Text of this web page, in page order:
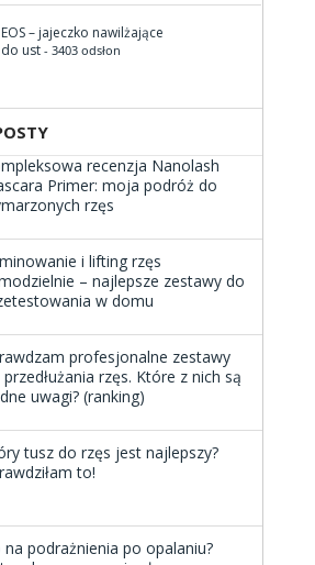
EOS – jajeczko nawilżające
do ust - 3403 odsłon
recenzja Nanolash
Primer: moja podróż do
rzęs
i lifting rzęs
– najlepsze zestawy do
w domu
profesjonalne zestawy
rzęs. Które z nich są
uwagi? (ranking)
tusz do rzęs jest najlepszy?
to!
na podrażnienia po opalaniu?